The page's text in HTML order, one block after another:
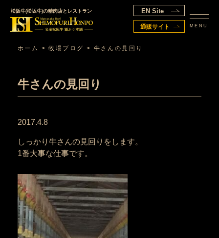
松阪牛(松坂牛)の精肉店とレストラン
通販サイト
EN Site
MENU
ホーム >牧場ブログ > 牛さんの見回り
牛さんの見回り
2017.4.8
しっかり牛さんの見回りをします。
1番大事な仕事です。